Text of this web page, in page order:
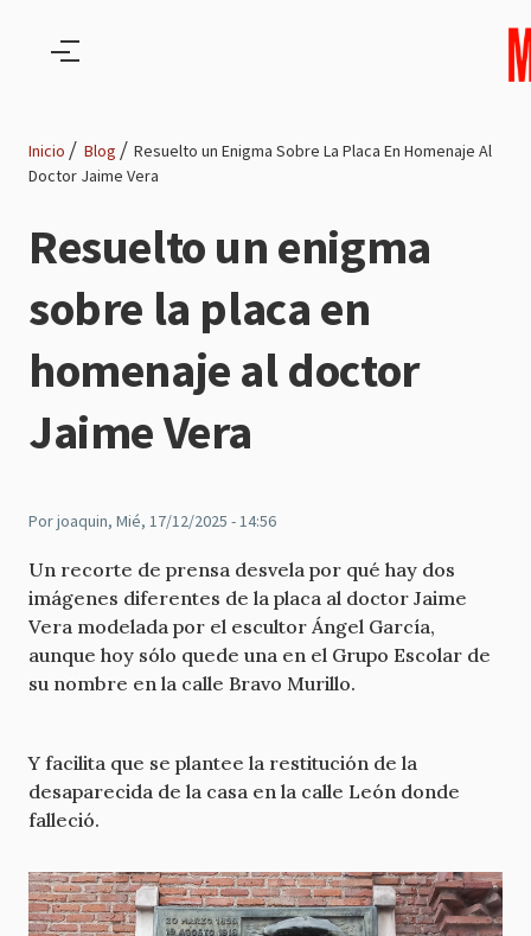
de
navegación
Inicio Blog
Resuelto un Enigma Sobre La Placa En Homenaje Al
Doctor Jaime Vera
Resuelto un enigma
sobre la placa en
homenaje al doctor
Jaime Vera
Porjoaquin, Mié, 17/12/2025 - 14:56
Un recorte de prensa desvela por qué hay dos
imágenes diferentes de la placa al doctor Jaime
Vera modelada por el escultor Ángel García,
aunque hoy sólo quede una en el Grupo Escolar de
su nombre en la calle Bravo Murillo.
Y facilita que se plantee la restitución de la
desaparecida de la casa en la calle León donde
falleció.